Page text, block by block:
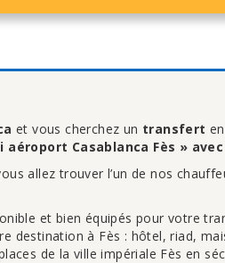
et vous cherchez un transfert en
aéroport Casablanca Fès »
allez trouver l’un de nos
et bien équipés pour votre
destination à Fès : hôtel, riad,
de la ville impériale Fès en